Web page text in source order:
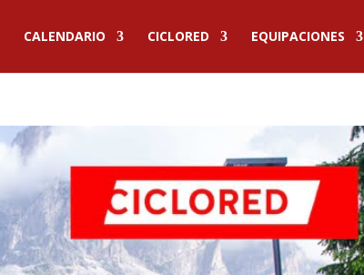
CALENDARIO CICLORED EQUIPACIONES